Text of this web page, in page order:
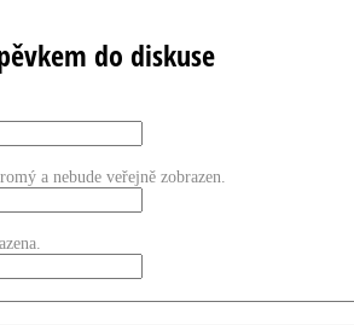
do diskuse
a nebude veřejně zobrazen.